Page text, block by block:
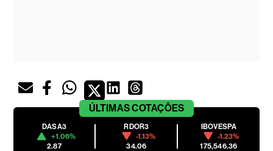
ÚLTIMASCOTAÇÕES
DASA3
+1.06%
2.87
RDOR3
-1.13%
34.06
IBOVESPA
-1.23%
175,546.36